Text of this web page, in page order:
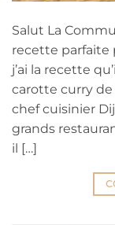
Salut La
recette parfaite
j’ai la recette
carotte curry de
chef cuisinier
grands
il […]